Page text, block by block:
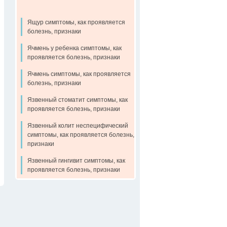
Ящур симптомы, как проявляется
болезнь, признаки
Ячмень у ребенка симптомы, как
проявляется болезнь, признаки
Ячмень симптомы, как проявляется
болезнь, признаки
Язвенный стоматит симптомы, как
проявляется болезнь, признаки
Язвенный колит неспецифический
симптомы, как проявляется болезнь,
признаки
Язвенный гингивит симптомы, как
проявляется болезнь, признаки